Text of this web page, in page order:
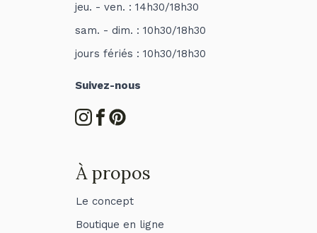
jeu. - ven. : 14h30/18h30
sam. - dim. : 10h30/18h30
jours fériés : 10h30/18h30
Suivez-nous
À propos
Le concept
Boutique en ligne